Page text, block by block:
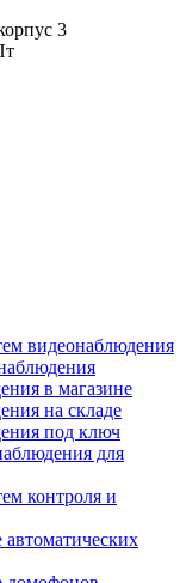
3
видеонаблюдения
в магазине
на складе
под ключ
для
контроля и